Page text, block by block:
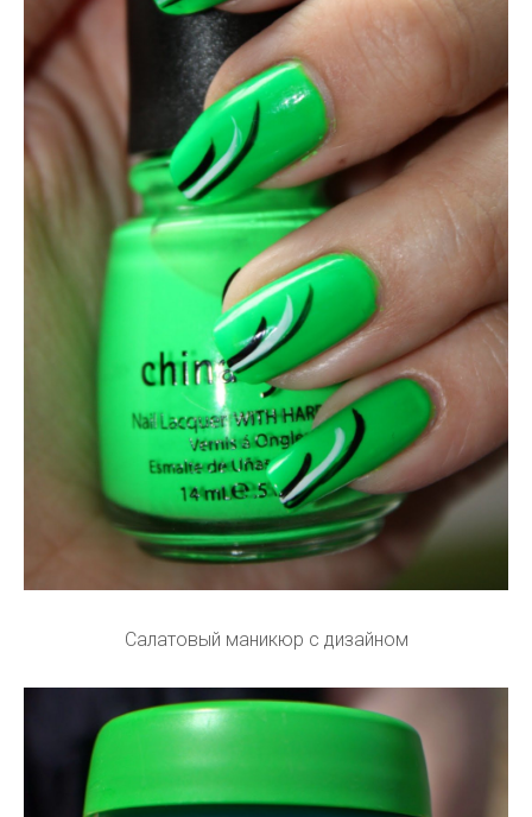
Салатовый маникюр с дизайном